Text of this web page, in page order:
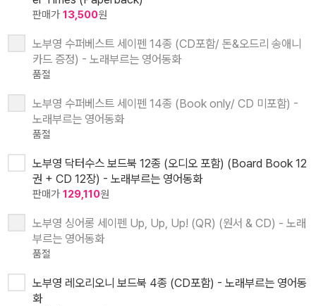
판매가 13,500원
노부영 수퍼베스트 세이펜 14종 (CD포함/ 돈&오드리 송애니
카드 증정) - 노래부르는 영어동화
품절
노부영 수퍼베스트 세이펜 14종 (Book only/ CD 미포함) -
노래부르는 영어동화
품절
노부영 닥터수스 보드북 12종 (오디오 포함) (Board Book 12
권 + CD 12장) - 노래부르는 영어동화
판매가 129,110원
노부영 싱어롱 세이펜 Up, Up, Up! (QR) (원서 & CD) - 노래
부르는 영어동화
품절
노부영 레오리오니 보드북 4종 (CD포함) - 노래부르는 영어동
화